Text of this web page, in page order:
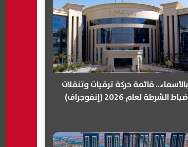
بالأسماء.. قائمة حركة ترقيات وتنقلات
ضباط الشرطة لعام 2026 (إنفوجراف)